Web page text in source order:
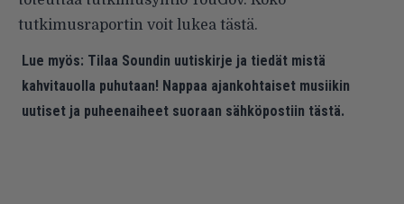
tutkimusraportin voit lukea tästä.
Lue myös: Tilaa Soundin uutiskirje ja tiedät mistä
kahvitauolla puhutaan! Nappaa ajankohtaiset musiikin
uutiset ja puheenaiheet suoraan sähköpostiin tästä.